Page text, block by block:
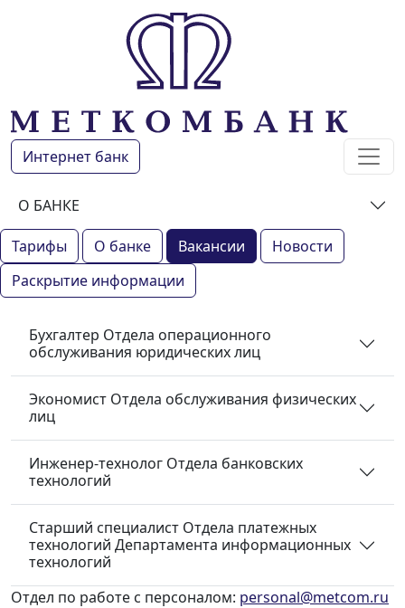
Интернет банк
О БАНКЕ
Тарифы О банке Вакансии
Новости
Раскрытие информации
Бухгалтер Отдела операционного
обслуживания юридических лиц
Экономист Отдела обслуживания физических
лиц
Инженер-технолог Отдела банковских
технологий
Старший специалист Отдела платежных
технологий Департамента информационных
технологий
Отдел по работе с персоналом: personal@metcom.ru